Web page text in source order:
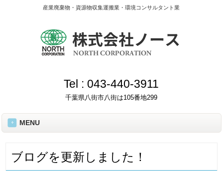
産業廃棄物・資源物収集運搬業・環境コンサルタント業
Tel : 043-440-3911
千葉県八街市八街は105番地299
MENU
ブログを更新しました！